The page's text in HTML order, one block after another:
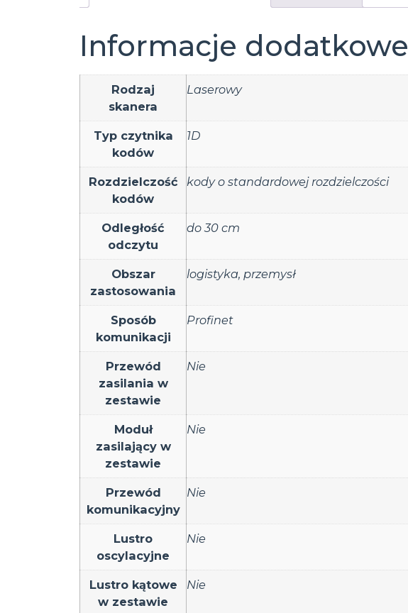
Informacje dodatkowe
Rodzaj
skanera
Laserowy
Typ czytnika
kodów
1D
Rozdzielczość
kodów
kody o standardowej rozdzielczości
Odległość
odczytu
do 30 cm
Obszar
zastosowania
logistyka, przemysł
Sposób
komunikacji
Profinet
Przewód
zasilania w
zestawie
Nie
Moduł
zasilający w
zestawie
Nie
Przewód
komunikacyjny
Nie
Lustro
oscylacyjne
Nie
Lustro kątowe
w zestawie
Nie